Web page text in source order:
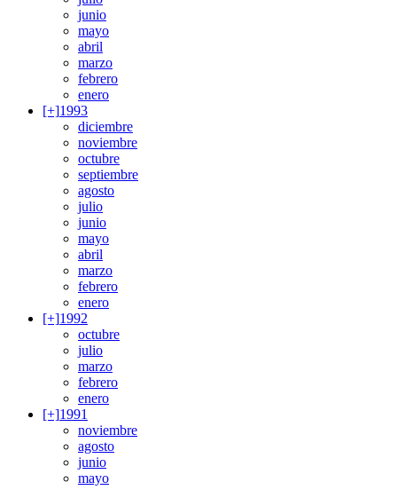
junio
mayo
abril
marzo
febrero
enero
[+]1993
diciembre
noviembre
octubre
septiembre
agosto
julio
junio
mayo
abril
marzo
febrero
enero
[+]1992
octubre
julio
marzo
febrero
enero
[+]1991
noviembre
agosto
junio
mayo